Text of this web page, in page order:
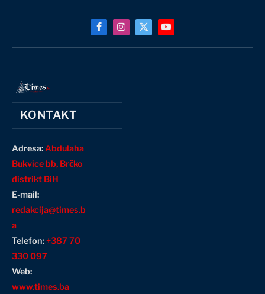
FacebookInstagram
X
YouTube
KONTAKT
Adresa:Abdulaha
Bukvice bb, Brčko
distrikt BiH
E-mail:
redakcija@times.b
a
Telefon:+387 70
330 097
Web:
www.times.ba